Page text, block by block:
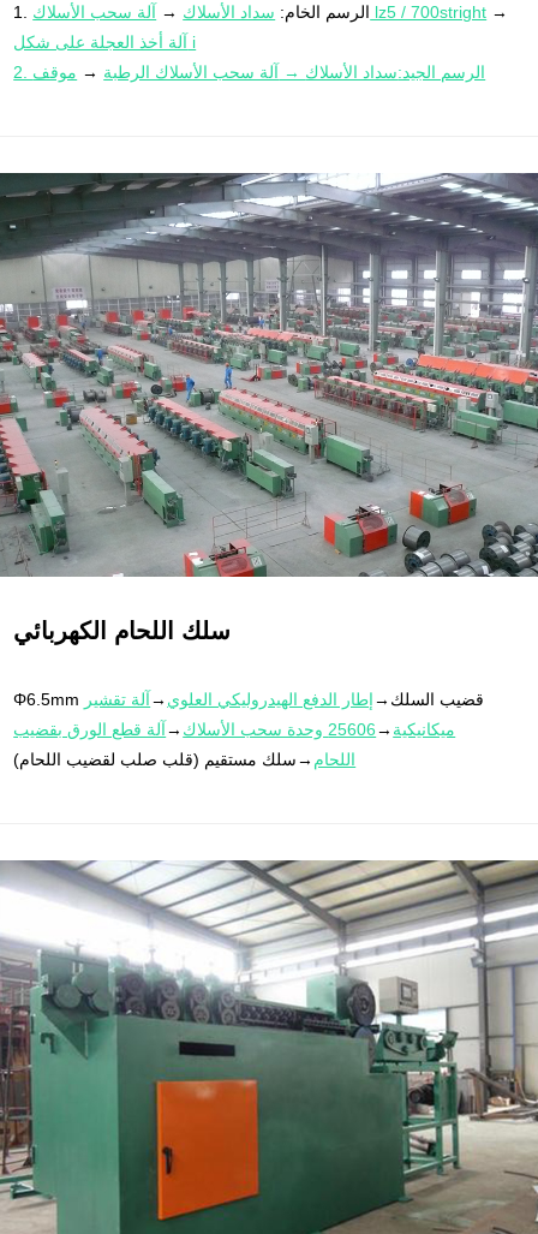
1. الرسم الخام: سداد الأسلاك → آلة سحب الأسلاك lz5 / 700stright →
آلة أخذ العجلة على شكل i
2. الرسم الجيد:سداد الأسلاك → آلة سحب الأسلاك الرطبة → موقف
→منظف الحزام→
آلة أخذ العجلة على شكل i
5.آلة لف الطبقة: آلة تناول نشطة→موقف التوتر→آلة لف عجلة على
شكل i
رزمة
سلك اللحام الكهربائي
Φ6.5mm قضيب السلك→إطار الدفع الهيدروليكي العلوي →آلة تقشير
ميكانيكية →25606 وحدة سحب الأسلاك →آلة قطع الورق بقضيب
اللحام →سلك مستقيم (قلب صلب لقضيب اللحام)